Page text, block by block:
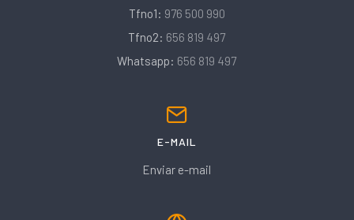
Tfno1: 976 500 990
Tfno2: 656 819 497
Whatsapp: 656 819 497
E-MAIL
Enviar e-mail